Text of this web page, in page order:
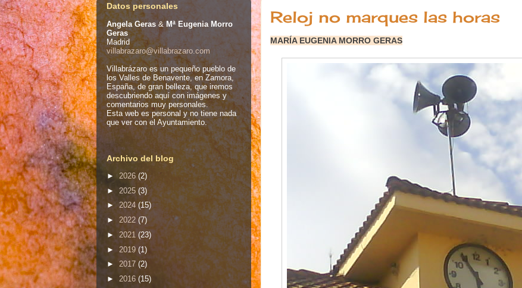
Reloj no marques las horas
MARÍA EUGENIA MORRO GERAS
Datos personales
Angela Geras & Mª Eugenia Morro
Geras
Madrid
villabrazaro@villabrazaro.com
Villabrázaro es un pequeño pueblo de
los Valles de Benavente, en Zamora,
España, de gran belleza, que iremos
descubriendo aquí con imágenes y
comentarios muy personales.
Esta web es personal y no tiene nada
que ver con el Ayuntamiento.
Archivo del blog
► 2026 (2)
► 2025 (3)
► 2024 (15)
► 2022 (7)
► 2021 (23)
► 2019 (1)
► 2017 (2)
► 2016 (15)